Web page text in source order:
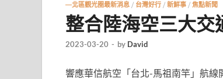
—北區觀光圈最新消息 / 台灣好行 / 新鮮事 / 焦點新聞
整合陸海空三大交
2023-03-20 - by David
響應華信航空「台北-馬祖南竿」航